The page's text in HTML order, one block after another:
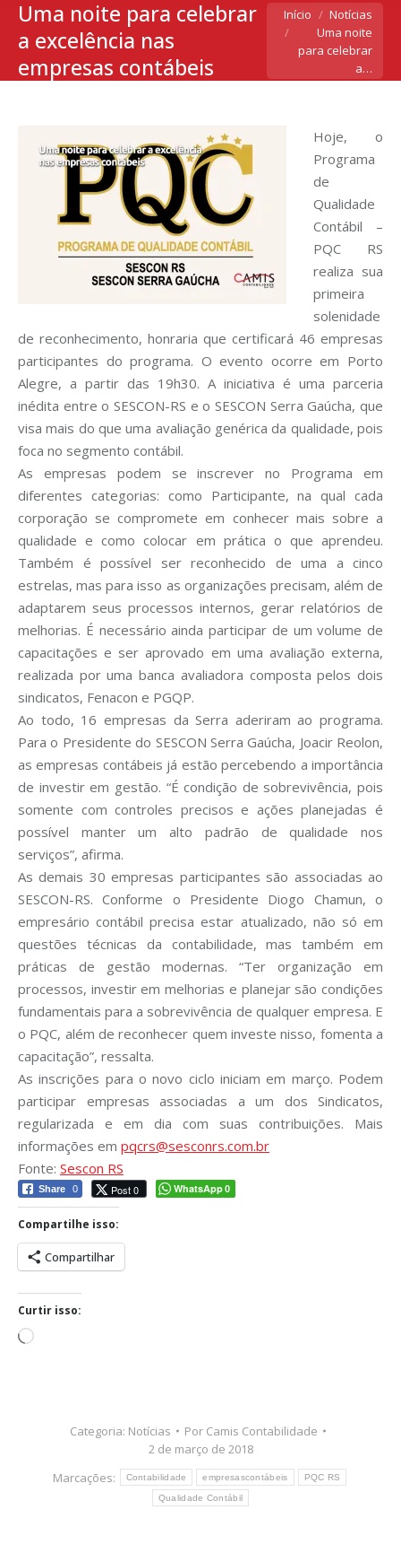
Uma noite para celebrar
a excelência nas
empresas contábeis
Você está aqui:
Início
Notícias
Uma noite
para celebrar
a…
Hoje, o
Programa
de
Qualidade
Contábil –
PQC RS
realiza sua
primeira
solenidade
de reconhecimento, honraria que certificará 46 empresas
participantes do programa. O evento ocorre em Porto
Alegre, a partir das 19h30. A iniciativa é uma parceria
inédita entre o SESCON-RS e o SESCON Serra Gaúcha, que
visa mais do que uma avaliação genérica da qualidade, pois
foca no segmento contábil.
As empresas podem se inscrever no Programa em
diferentes categorias: como Participante, na qual cada
corporação se compromete em conhecer mais sobre a
qualidade e como colocar em prática o que aprendeu.
Também é possível ser reconhecido de uma a cinco
estrelas, mas para isso as organizações precisam, além de
adaptarem seus processos internos, gerar relatórios de
melhorias. É necessário ainda participar de um volume de
capacitações e ser aprovado em uma avaliação externa,
realizada por uma banca avaliadora composta pelos dois
sindicatos, Fenacon e PGQP.
Ao todo, 16 empresas da Serra aderiram ao programa.
Para o Presidente do SESCON Serra Gaúcha, Joacir Reolon,
as empresas contábeis já estão percebendo a importância
de investir em gestão. “É condição de sobrevivência, pois
somente com controles precisos e ações planejadas é
possível manter um alto padrão de qualidade nos
serviços”, afirma.
As demais 30 empresas participantes são associadas ao
SESCON-RS. Conforme o Presidente Diogo Chamun, o
empresário contábil precisa estar atualizado, não só em
questões técnicas da contabilidade, mas também em
práticas de gestão modernas. “Ter organização em
processos, investir em melhorias e planejar são condições
fundamentais para a sobrevivência de qualquer empresa. E
o PQC, além de reconhecer quem investe nisso, fomenta a
capacitação”, ressalta.
As inscrições para o novo ciclo iniciam em março. Podem
participar empresas associadas a um dos Sindicatos,
regularizada e em dia com suas contribuições. Mais
informações em pqcrs@sesconrs.com.br
Fonte: Sescon RS
Share 0 Post 0 WhatsApp0
Compartilhe isso:
Compartilhar
Curtir isso:
Carregando...
Categoria: Notícias Por Camis Contabilidade
2 de março de 2018
Marcações:
Contabilidade empresascontábeis PQC RS
Qualidade Contábil